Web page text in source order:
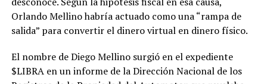
Orlando Mellino habría actuado como una “rampa de
salida” para convertir el dinero virtual en dinero físico.
El nombre de Diego Mellino surgió en el expediente
$LIBRA en un informe de la Dirección Nacional de los